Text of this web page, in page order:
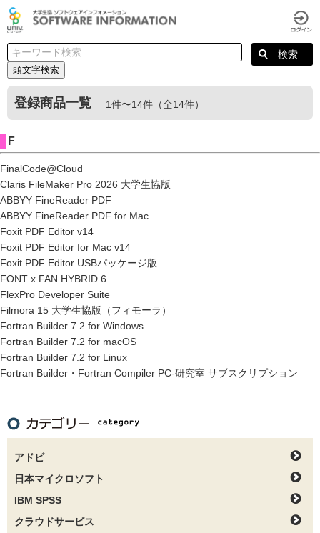
頭文字検索
登録商品一覧 1件〜14件（全14件）
F
FinalCode@Cloud
Claris FileMaker Pro 2026 大学生協版
ABBYY FineReader PDF
ABBYY FineReader PDF for Mac
Foxit PDF Editor v14
Foxit PDF Editor for Mac v14
Foxit PDF Editor USBパッケージ版
FONT x FAN HYBRID 6
FlexPro Developer Suite
Filmora 15 大学生協版（フィモーラ）
Fortran Builder 7.2 for Windows
Fortran Builder 7.2 for macOS
Fortran Builder 7.2 for Linux
Fortran Builder・Fortran Compiler PC-研究室 サブスクリプション
アドビ
日本マイクロソフト
IBM SPSS
クラウドサービス